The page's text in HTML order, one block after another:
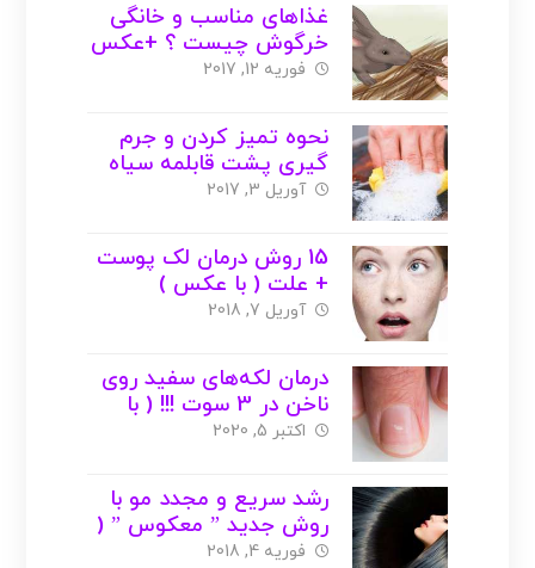
غذاهای مناسب و خانگی
خرگوش چیست ؟ +عکس
+ ویدیو
فوریه 12, 2017
نحوه تمیز کردن و جرم
گیری پشت قابلمه سیاه
شده ( با عکس )
آوریل 3, 2017
15 روش درمان لک پوست
+ علت ( با عکس )
آوریل 7, 2018
درمان لکه‌های سفید روی
ناخن در 3 سوت !!! ( با
عکس )
اکتبر 5, 2020
رشد سریع و مجدد مو با
روش جدید ” معکوس ” (
با عکس )
فوریه 4, 2018